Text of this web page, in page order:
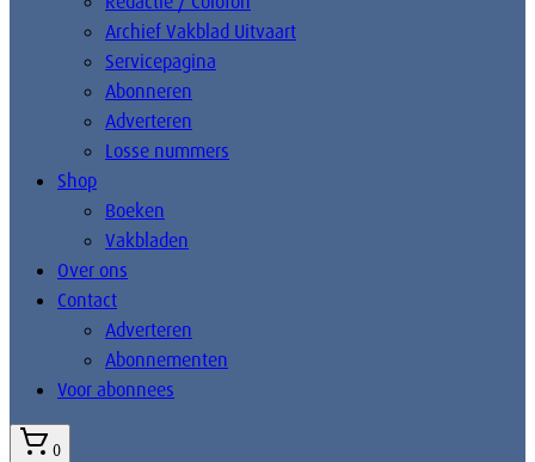
Archief Vakblad Uitvaart
Servicepagina
Abonneren
Adverteren
Losse nummers
Shop
Boeken
Vakbladen
Over ons
Contact
Adverteren
Abonnementen
Voor abonnees
0